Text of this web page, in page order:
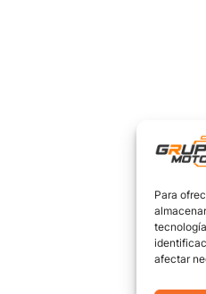
Para
afectar